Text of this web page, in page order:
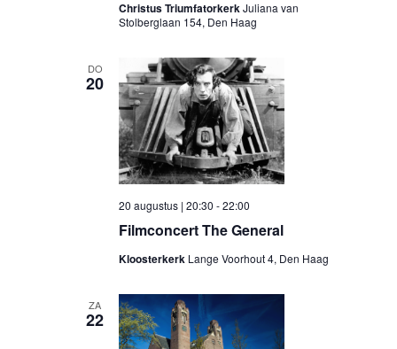
Christus TriumfatorkerkJuliana van
Stolberglaan 154, Den Haag
DO
20
Filmconcert The General
20 augustus | 20:30 -22:00
Kloosterkerk Lange Voorhout 4, Den Haag
ZA
22